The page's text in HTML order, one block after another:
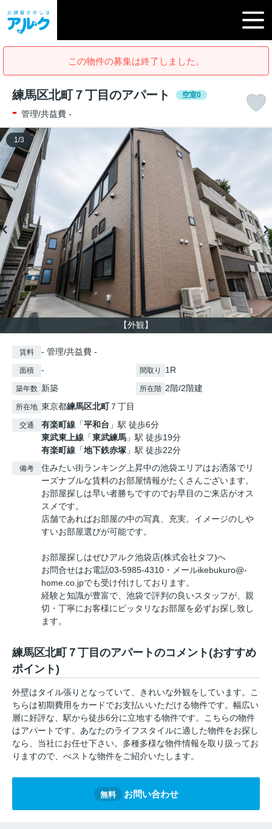
この物件の募集は終了しました。
練馬区北町７丁目のアパート 空室0
- 管理/共益費 -
【外観】
1 /3
賃料 - 管理/共益費 -
面積 - 間取り 1R
築年数 新築 所在階 2階/2階建
所在地 東京都練馬区北町７丁目
交通 有楽町線 「平和台 」駅 徒歩6分
東武東上線 「東武練馬 」駅 徒歩19分
有楽町線 「地下鉄赤塚 」駅 徒歩22分
備考
住みたい街ランキング上昇中の池袋エリアはお洒落でリ
ーズナブルな賃料のお部屋情報がたくさんございます。
お部屋探しは早い者勝ちですのでお早目のご来店がオス
スメです。
店舗であればお部屋の中の写真、充実。イメージのしや
すいお部屋選びが可能です。
お部屋探しはぜひアルク池袋店(株式会社タフ)へ
お問合せはお電話03-5985-4310・メールikebukuro@-
home.co.jpでも受け付けしております。
経験と知識が豊富で、池袋で評判の良いスタッフが、親
切・丁寧にお客様にピッタリなお部屋を必ずお探し致し
ます。
練馬区北町７丁目のアパートのコメント(おすすめ
ポイント)
外壁はタイル張りとなっていて、きれいな外観をしています。こ
ちらは初期費用をカードでお支払いいただける物件です。幅広い
層に好評な、駅から徒歩6分に立地する物件です。こちらの物件
はアパートです。あなたのライフスタイルに適した物件をお探し
なら、当社にお任せ下さい。多種多様な物件情報を取り扱ってお
りますので、べストな物件をご紹介いたします。
無料 お問い合わせ